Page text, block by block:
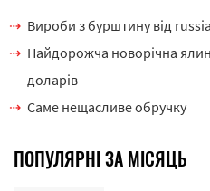
Вироби з бурштину від
Найдорожча новорічна
доларів
Саме нещасливе обручку
ПОПУЛЯРНІ ЗА МІСЯЦЬ